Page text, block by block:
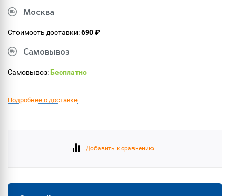
Москва
Стоимость доставки:690 ₽
Самовывоз
Самовывоз:Бесплатно
Подробнее о доставке
Добавить к сравнению